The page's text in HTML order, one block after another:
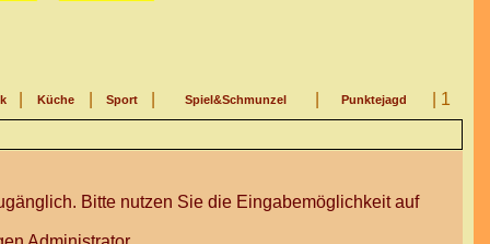
Küche Sport Spiel&Schmunzel Punktejagd | 1
Bitte nutzen Sie die Eingabemöglichkeit auf